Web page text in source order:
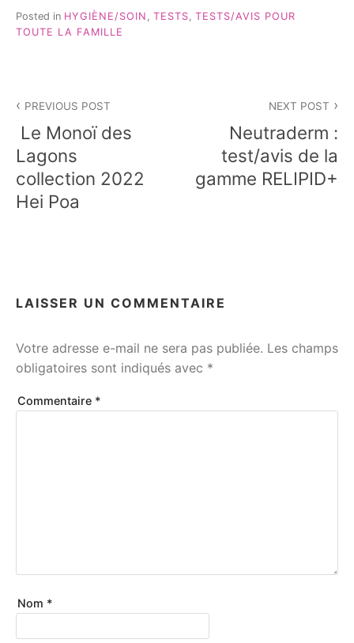
Posted in HYGIÈNE/SOIN , TESTS, TESTS/AVIS POUR
TOUTE LA FAMILLE
de
l’article
PREVIOUS POST
Le Monoï des
Lagons
collection 2022
Hei Poa
NEXT POST
Neutraderm :
test/avis de la
gamme RELIPID+
LAISSER UN COMMENTAIRE
Votre adresse e-mail ne sera pas publiée. Les champs
obligatoires sont indiqués avec *
Commentaire *
Nom *